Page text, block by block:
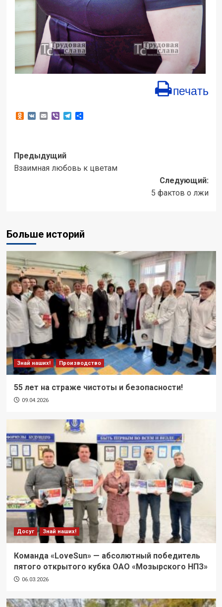
печать
Odnoklassniki
VKEmailViberTelegram
Отправить
Навигация
записи
Предыдущий
Взаимная любовь к цветам
Следующий:
5 фактов о лжи
Больше историй
Знай наших! Производство
55 лет на страже чистоты и безопасности!
09.04.2026
Досуг Знай наших!
Команда «LoveSun» — абсолютный победитель
пятого открытого кубка ОАО «Мозырского НПЗ»
06.03.2026